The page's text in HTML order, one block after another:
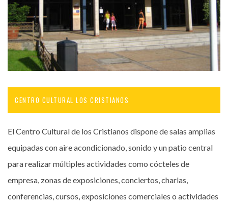
CENTRO CULTURAL LOS CRISTIANOS
El Centro Cultural de los Cristianos dispone de salas amplias
equipadas con aire acondicionado, sonido y un patio central
para realizar múltiples actividades como cócteles de
empresa, zonas de exposiciones, conciertos, charlas,
conferencias, cursos, exposiciones comerciales o actividades